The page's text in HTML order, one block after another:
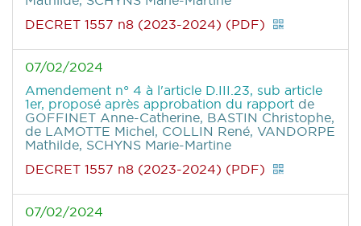
DECRET 1557 n8 (2023-2024) (PDF)
07/02/2024
Amendement n° 4 à l'article D.III.23, sub article
1er, proposé après approbation du rapport de
GOFFINET Anne-Catherine, BASTIN Christophe,
de LAMOTTE Michel, COLLIN René, VANDORPE
Mathilde, SCHYNS Marie-Martine
DECRET 1557 n8 (2023-2024) (PDF)
07/02/2024